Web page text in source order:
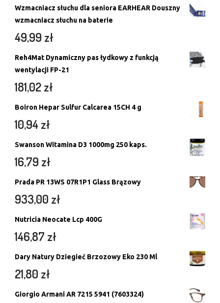
Wzmacniacz słuchu dla seniora EARHEAR Douszny
wzmacniacz słuchu na baterie
49,99 zł
Reh4Mat Dynamiczny pas łydkowy z funkcją
wentylacji FP-21
181,02zł
Boiron Hepar Sulfur Calcarea 15CH 4 g
10,94zł
Swanson Witamina D3 1000mg 250 kaps.
16,79 zł
Prada PR 13WS 07R1P1 Glass Brązowy
933,00 zł
Nutricia Neocate Lcp 400G
146,87 zł
Dary Natury Dziegieć Brzozowy Eko 230 Ml
21,80 zł
Giorgio Armani AR 7215 5941 (7603324)